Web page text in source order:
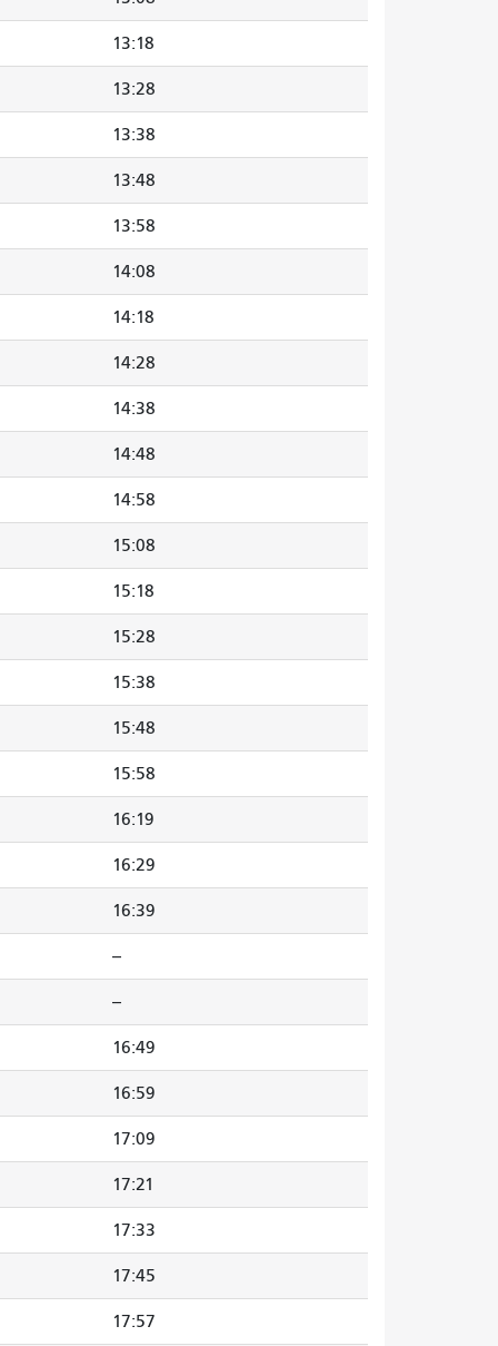
13:18
13:28
13:38
13:48
13:58
14:08
14:18
14:28
14:38
14:48
14:58
15:08
15:18
15:28
15:38
15:48
15:58
16:19
16:29
16:39
--
--
16:49
16:59
17:09
17:21
17:33
17:45
17:57